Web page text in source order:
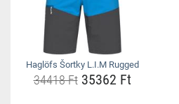
Haglöfs Šortky L.I.M Rugged
34418 Ft35362 Ft